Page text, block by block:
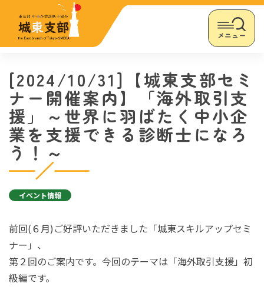
メニュー
[2024/10/31]【城東支部セミ
ナー開催案内】「海外取引支
援」～世界に羽ばたく中小企
業を支援できる診断士になろ
う！～
イベント情報
前回(６月) ご好評いただきました「城東スキルアップセミ
ナー」、
第２回のご案内です。今回のテーマは「海外取引支援」初
級編です。